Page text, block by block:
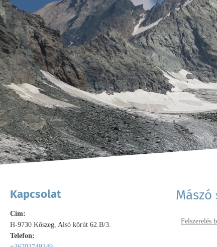
Kapcsolat
Cím:
H-9730 Kőszeg, Alsó körút 62.B/3.
Telefon:
Mászó
Felszerelés